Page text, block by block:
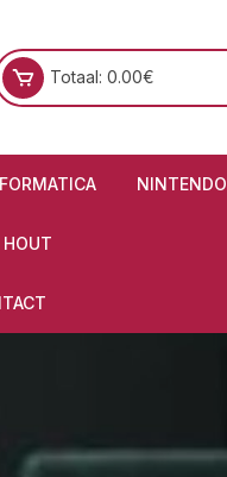
Totaal: 0.00€
NINTENDO
HOUT